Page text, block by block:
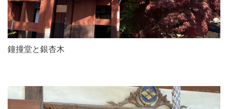
鐘撞堂と銀杏木